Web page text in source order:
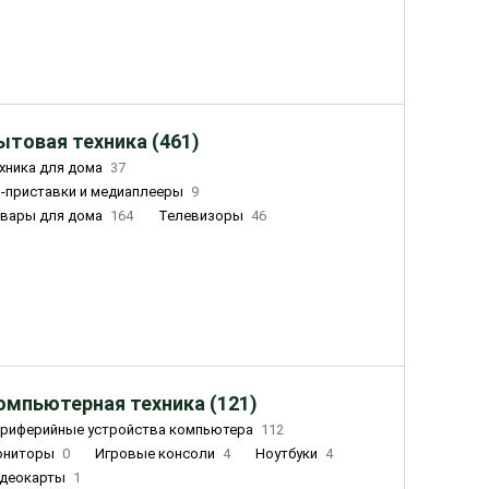
техника (461)
для дома 37
приставки и медиаплееры
9
для дома 164 Телевизоры 46
техника (121)
устройства компьютера 112
0 Игровые консоли 4 Ноутбуки 4
1